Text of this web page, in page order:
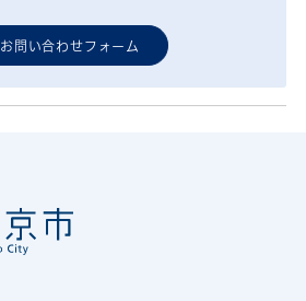
お問い合わせフォーム